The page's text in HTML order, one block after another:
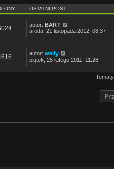
OSTATNI POST
autor: BART
środa, 21 listopada 2012, 08:37
autor: wally
piątek, 25 lutego 2011, 11:28